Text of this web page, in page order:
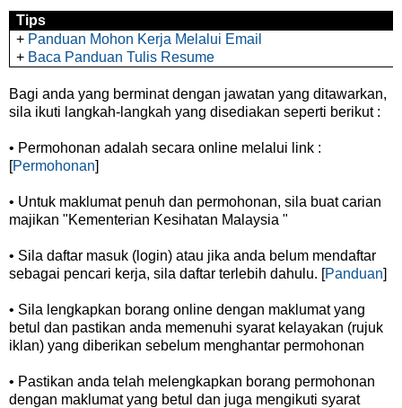
Tips
+ Panduan Mohon Kerja Melalui Email
+ Baca Panduan Tulis Resume
Bagi anda yang berminat dengan jawatan yang ditawarkan,
sila ikuti langkah-langkah yang disediakan seperti berikut :
• Permohonan adalah secara online melalui link :
[Permohonan]
• Untuk maklumat penuh dan permohonan, sila buat carian
majikan "Kementerian Kesihatan Malaysia "
• Sila daftar masuk (login) atau jika anda belum mendaftar
sebagai pencari kerja, sila daftar terlebih dahulu. [Panduan]
• Sila lengkapkan borang online dengan maklumat yang
betul dan pastikan anda memenuhi syarat kelayakan (rujuk
iklan) yang diberikan sebelum menghantar permohonan
• Pastikan anda telah melengkapkan borang permohonan
dengan maklumat yang betul dan juga mengikuti syarat